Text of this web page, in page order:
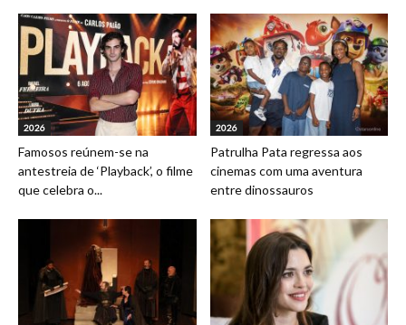
2026
Famosos reúnem-se na
antestreia de ‘Playback’, o filme
que celebra o...
2026
Patrulha Pata regressa aos
cinemas com uma aventura
entre dinossauros